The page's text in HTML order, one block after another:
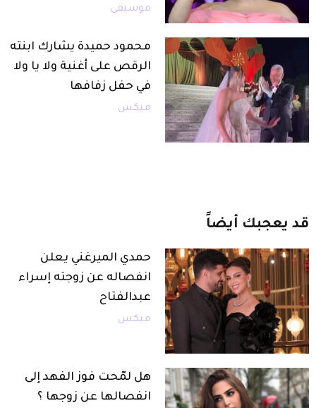
موسيقى
محمود حميدة يشارك ابنته
الرقص على أغنية ولا يا ولا
في حفل زفافها
ميكس
قد يعجبك أيضاً
حمدي الميرغني يعلن
انفصاله عن زوجته إسراء
عبدالفتاح
ميكس
هل لمّحت فوز الفهد إلى
انفصالها عن زوجها ؟